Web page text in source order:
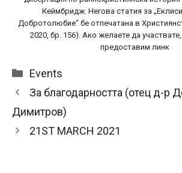
Кеймбридж. Негова статия за
Добротолюбие“ бе отпечатана в
2020, бр. 156). Ако желаете да
предоставим линк
Categories
Events
За благодарността (отец д-р
Димитров)
21ST MARCH 2021